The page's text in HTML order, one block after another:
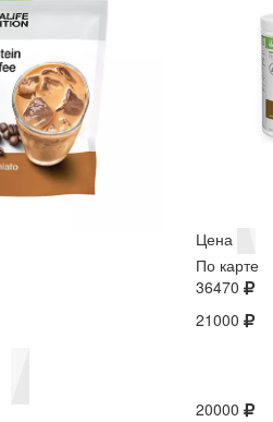
Цена
По карте
36470
21000
20000